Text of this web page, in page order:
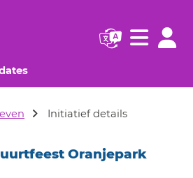
pagina)
(huidige pagina)
Navigatie
Initiatief details
Oranjepark